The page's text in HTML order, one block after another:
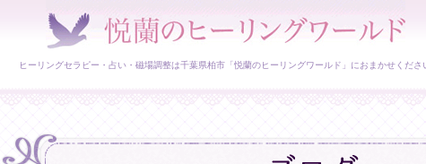
ヒーリングセラピー・占い・磁場調整は千葉県柏市「悦蘭のヒーリングワールド」におまかせくださ